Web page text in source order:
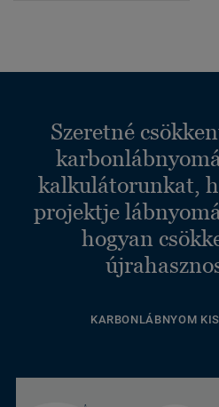
Szeretné
kalkulátorunkat,
projektje
hogyan
KARBONLÁBNYOM